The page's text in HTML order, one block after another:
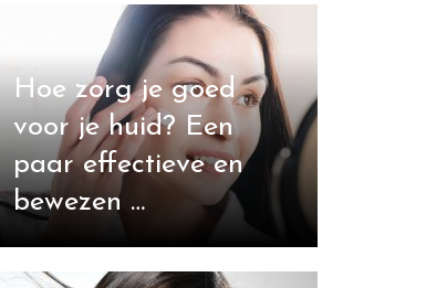
Hoe zorg je goed
voor je huid? Een
paar effectieve en
bewezen …